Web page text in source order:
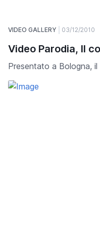
VIDEO GALLERY 03/12/2010
Video Parodia, Il
Presentato a Bologna,